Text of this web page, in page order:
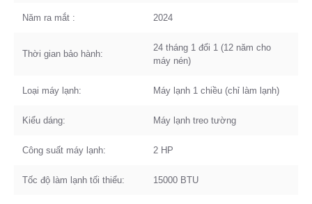
Năm ra mắt : 2024
Thời gian bảo hành:
24 tháng 1 đổi 1 (12 năm cho
máy nén)
Loại máy lạnh: Máy lạnh 1 chiều (chỉ làm lạnh)
Kiểu dáng: Máy lạnh treo tường
Công suất máy lạnh: 2 HP
Tốc độ làm lạnh tối thiểu: 15000 BTU